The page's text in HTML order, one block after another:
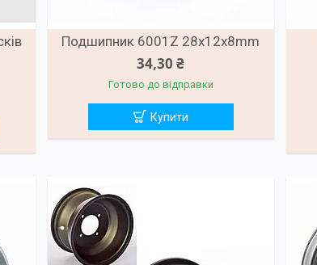
Подшипник 6001Z 28x12x8mm
34,30 ₴
Готово до відправки
Купити